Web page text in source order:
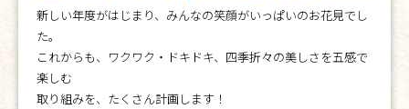
新しい年度がはじまり、みんなの笑顔がいっぱいのお花見でし
た。
これからも、ワクワク・ドキドキ、四季折々の美しさを五感で
楽しむ
取り組みを、たくさん計画します！